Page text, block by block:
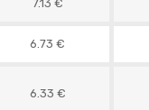
7.13 €
6.73 €
6.33 €